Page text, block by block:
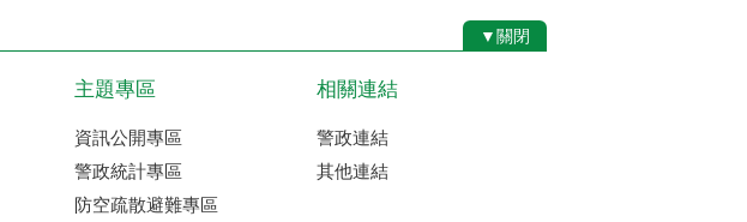
▼關閉
主題專區
資訊公開專區
警政統計專區
防空疏散避難專區
相關連結
警政連結
其他連結